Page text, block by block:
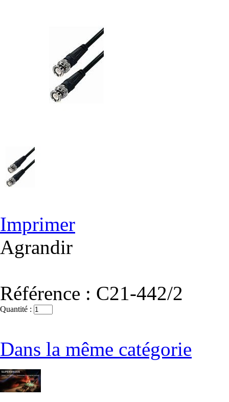
Imprimer
Agrandir
Référence : C21-442/2
Quantité :
Dans la même catégorie